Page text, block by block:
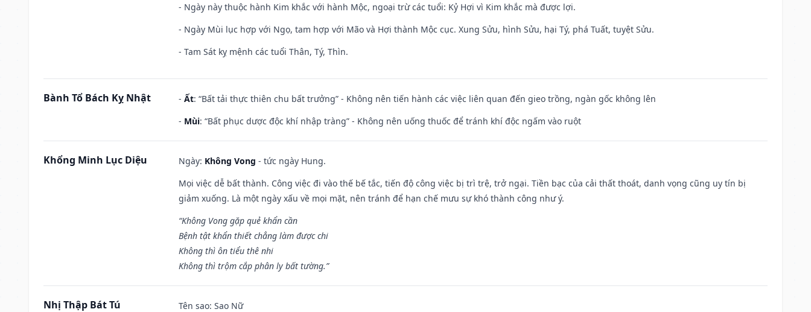
- Ngày này thuộc hành Kim khắc với hành Mộc, ngoại trừ các tuổi: Kỷ Hợi vì Kim khắc mà được lợi.
- Ngày Mùi lục hợp với Ngọ, tam hợp với Mão và Hợi thành Mộc cục. Xung Sửu, hình Sửu, hại Tý, phá Tuất, tuyệt Sửu.
- Tam Sát kỵ mệnh các tuổi Thân, Tý, Thìn.
Bành Tổ Bách Kỵ Nhật - Ất: “Bất tải thực thiên chu bất trưởng” - Không nên tiến hành các việc liên quan đến gieo trồng, ngàn gốc không lên
- Mùi: “Bất phục dược độc khí nhập tràng” - Không nên uống thuốc để tránh khí độc ngấm vào ruột
Khổng Minh Lục Diệu Ngày: Không Vong - tức ngày Hung.
Mọi việc dễ bất thành. Công việc đi vào thế bế tắc, tiến độ công việc bị trì trệ, trở ngại. Tiền bạc của cải thất thoát, danh vọng cũng uy tín bị
giảm xuống. Là một ngày xấu về mọi mặt, nên tránh để hạn chế mưu sự khó thành công như ý.
“Không Vong gặp quẻ khẩn cần
Bệnh tật khẩn thiết chẳng làm được chi
Không thì ôn tiểu thê nhi
Không thì trộm cắp phân ly bất tường.”
Nhị Thập Bát Tú Tên sao: Sao Nữ